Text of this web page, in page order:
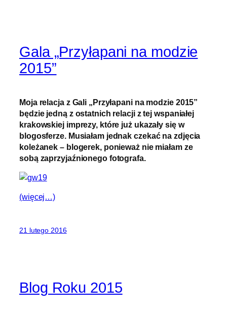
Gala „Przyłapani na modzie
2015”
Moja relacja z Gali „Przyłapani na modzie 2015”
będzie jedną z ostatnich relacji z tej wspaniałej
krakowskiej imprezy, które już ukazały się w
blogosferze. Musiałam jednak czekać na zdjęcia
koleżanek – blogerek, ponieważ nie miałam ze
sobą zaprzyjaźnionego fotografa.
(więcej…)
21 lutego 2016
Blog Roku 2015